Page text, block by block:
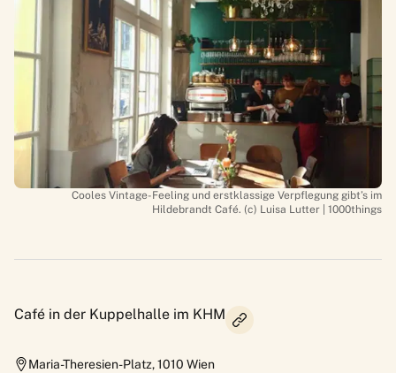
Cooles Vintage-Feeling und erstklassige Verpflegung gibt’s im
Hildebrandt Café. (c) Luisa Lutter | 1000things
Café in der Kuppelhalle im KHM
Maria-Theresien-Platz,1010 Wien